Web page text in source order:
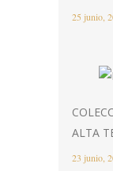
25 junio,
ALTA
23 junio,